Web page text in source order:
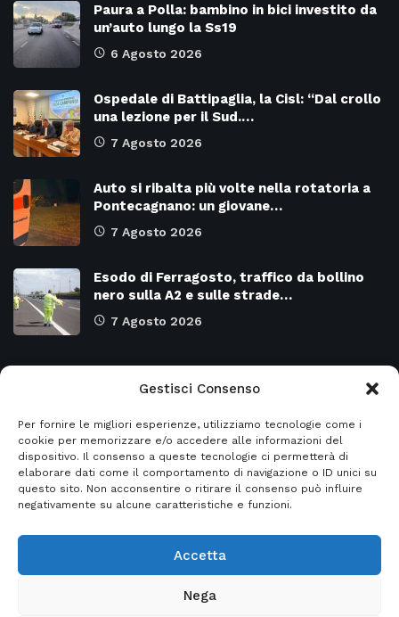
Gestisci Consenso
Per fornire le migliori esperienze, utilizziamo tecnologie come i
cookie per memorizzare e/o accedere alle informazioni del
dispositivo. Il consenso a queste tecnologie ci permetterà di
elaborare dati come il comportamento di navigazione o ID unici su
questo sito. Non acconsentire o ritirare il consenso può influire
negativamente su alcune caratteristiche e funzioni.
Accetta
Nega
Paura a Polla: bambino in bici investito da
un’auto lungo la Ss19
6 Agosto 2026
Ospedale di Battipaglia, la Cisl: “Dal crollo
una lezione per il Sud.…
7 Agosto 2026
Auto si ribalta più volte nella rotatoria a
Pontecagnano: un giovane…
7 Agosto 2026
Esodo di Ferragosto, traffico da bollino
nero sulla A2 e sulle strade…
7 Agosto 2026
Attualità 8973
Cronaca 6478
Primo piano 5954
SALERNO e Provincia 4129
Regione CAMPANIA
Regione BASILICATA
- Italia2news powered by